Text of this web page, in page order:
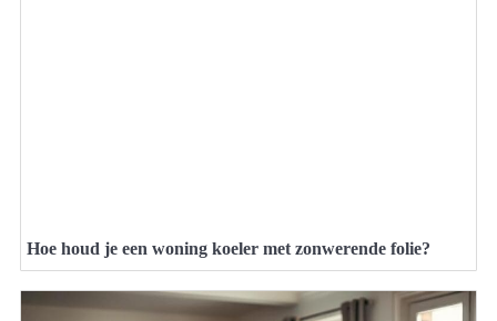
Hoe houd je een woning koeler met zonwerende folie?